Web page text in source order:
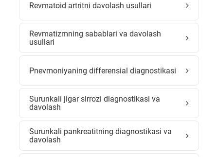
Revmatoid artritni davolash usullari
Revmatizmning sabablari va davolash
usullari
Pnevmoniyaning differensial diagnostikasi
Surunkali jigar sirrozi diagnostikasi va
davolash
Surunkali pankreatitning diagnostikasi va
davolash